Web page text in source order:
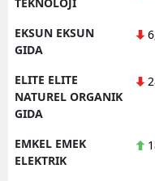
EKSUN EKSUN
GIDA
ELITE ELITE
NATUREL ORGANIK
GIDA
EMKEL EMEK
ELEKTRIK